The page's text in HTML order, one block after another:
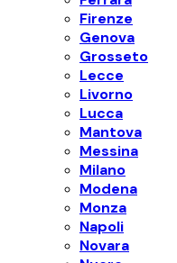
Firenze
Genova
Grosseto
Lecce
Livorno
Lucca
Mantova
Messina
Milano
Modena
Monza
Napoli
Novara